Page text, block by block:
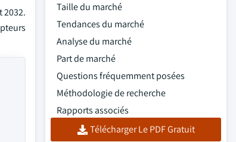
2032.
Taille du marché
Tendances du marché
Analyse du marché
Part de marché
Questions fréquemment posées
Méthodologie de recherche
Rapports associés
Télécharger Le PDF Gratuit